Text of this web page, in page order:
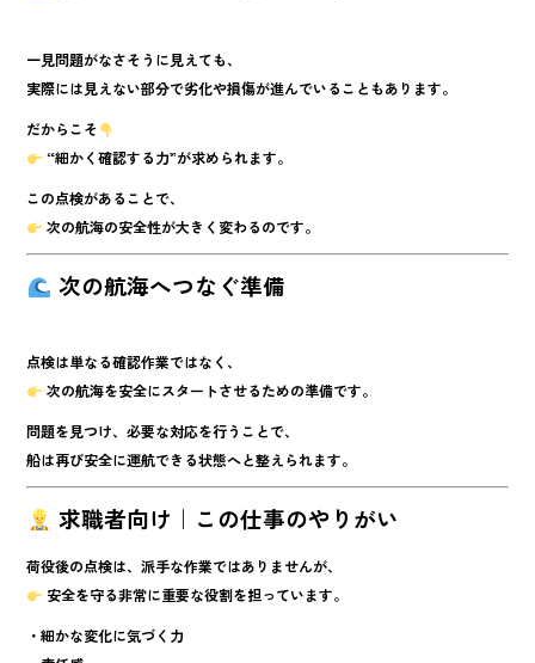
一見問題がなさそうに見えても、
実際には見えない部分で劣化や損傷が進んでいることもあります。
だからこそ
“細かく確認する力”が求められます。
この点検があることで、
次の航海の安全性が大きく変わるのです。
次の航海へつなぐ準備
点検は単なる確認作業ではなく、
次の航海を安全にスタートさせるための準備です。
問題を見つけ、必要な対応を行うことで、
船は再び安全に運航できる状態へと整えられます。
求職者向け｜この仕事のやりがい
荷役後の点検は、派手な作業ではありませんが、
安全を守る非常に重要な役割を担っています。
・細かな変化に気づく力